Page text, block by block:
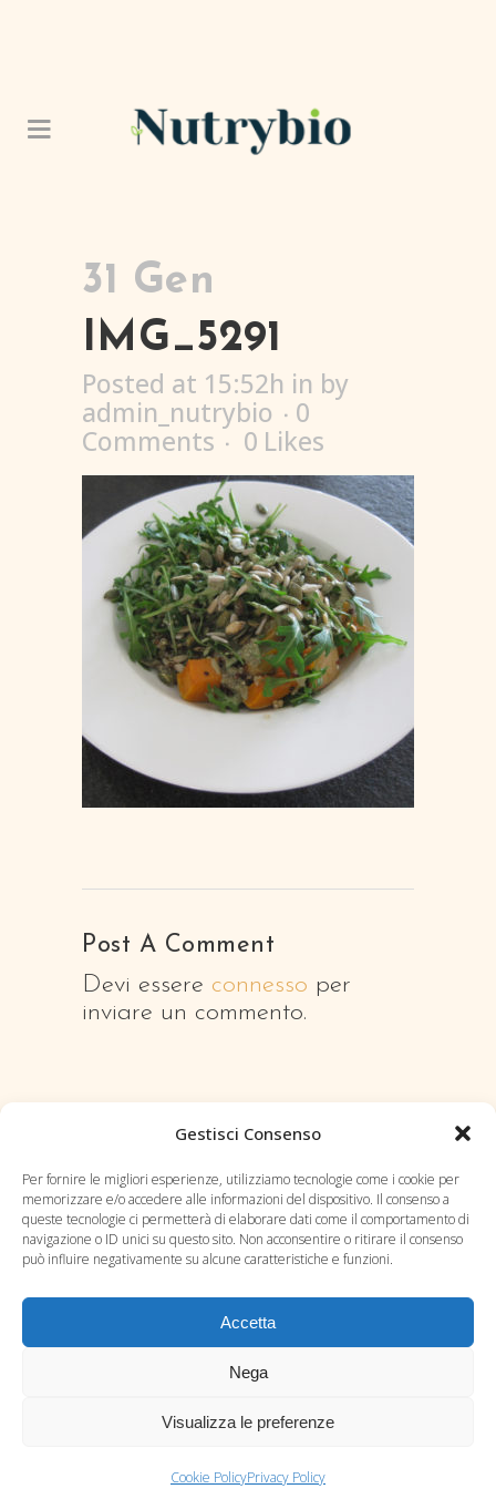
Gestisci Consenso
Per fornire le migliori esperienze, utilizziamo tecnologie come i cookie per
memorizzare e/o accedere alle informazioni del dispositivo. Il consenso a
queste tecnologie ci permetterà di elaborare dati come il comportamento di
navigazione o ID unici su questo sito. Non acconsentire o ritirare il consenso
può influire negativamente su alcune caratteristiche e funzioni.
Accetta
Nega
Visualizza le preferenze
Cookie PolicyPrivacy Policy
31 Gen
IMG_5291
Posted at 15:52h in by
admin_nutrybio
0
Comments
0 Likes
Post A Comment
Devi essere connesso per
inviare un commento.
Blog
Privacy Policy
Cookie Policy (UE)